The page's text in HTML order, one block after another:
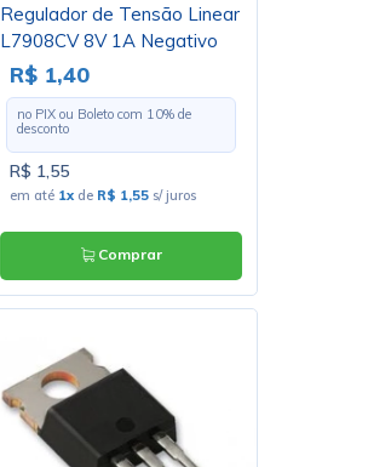
Regulador de Tensão Linear
L7908CV 8V 1A Negativo
TO220 - Cód. Loja 414
R$ 1,40
no PIX ou Boleto com 10% de
desconto
R$ 1,55
em até 1x de R$ 1,55 s/ juros
Comprar